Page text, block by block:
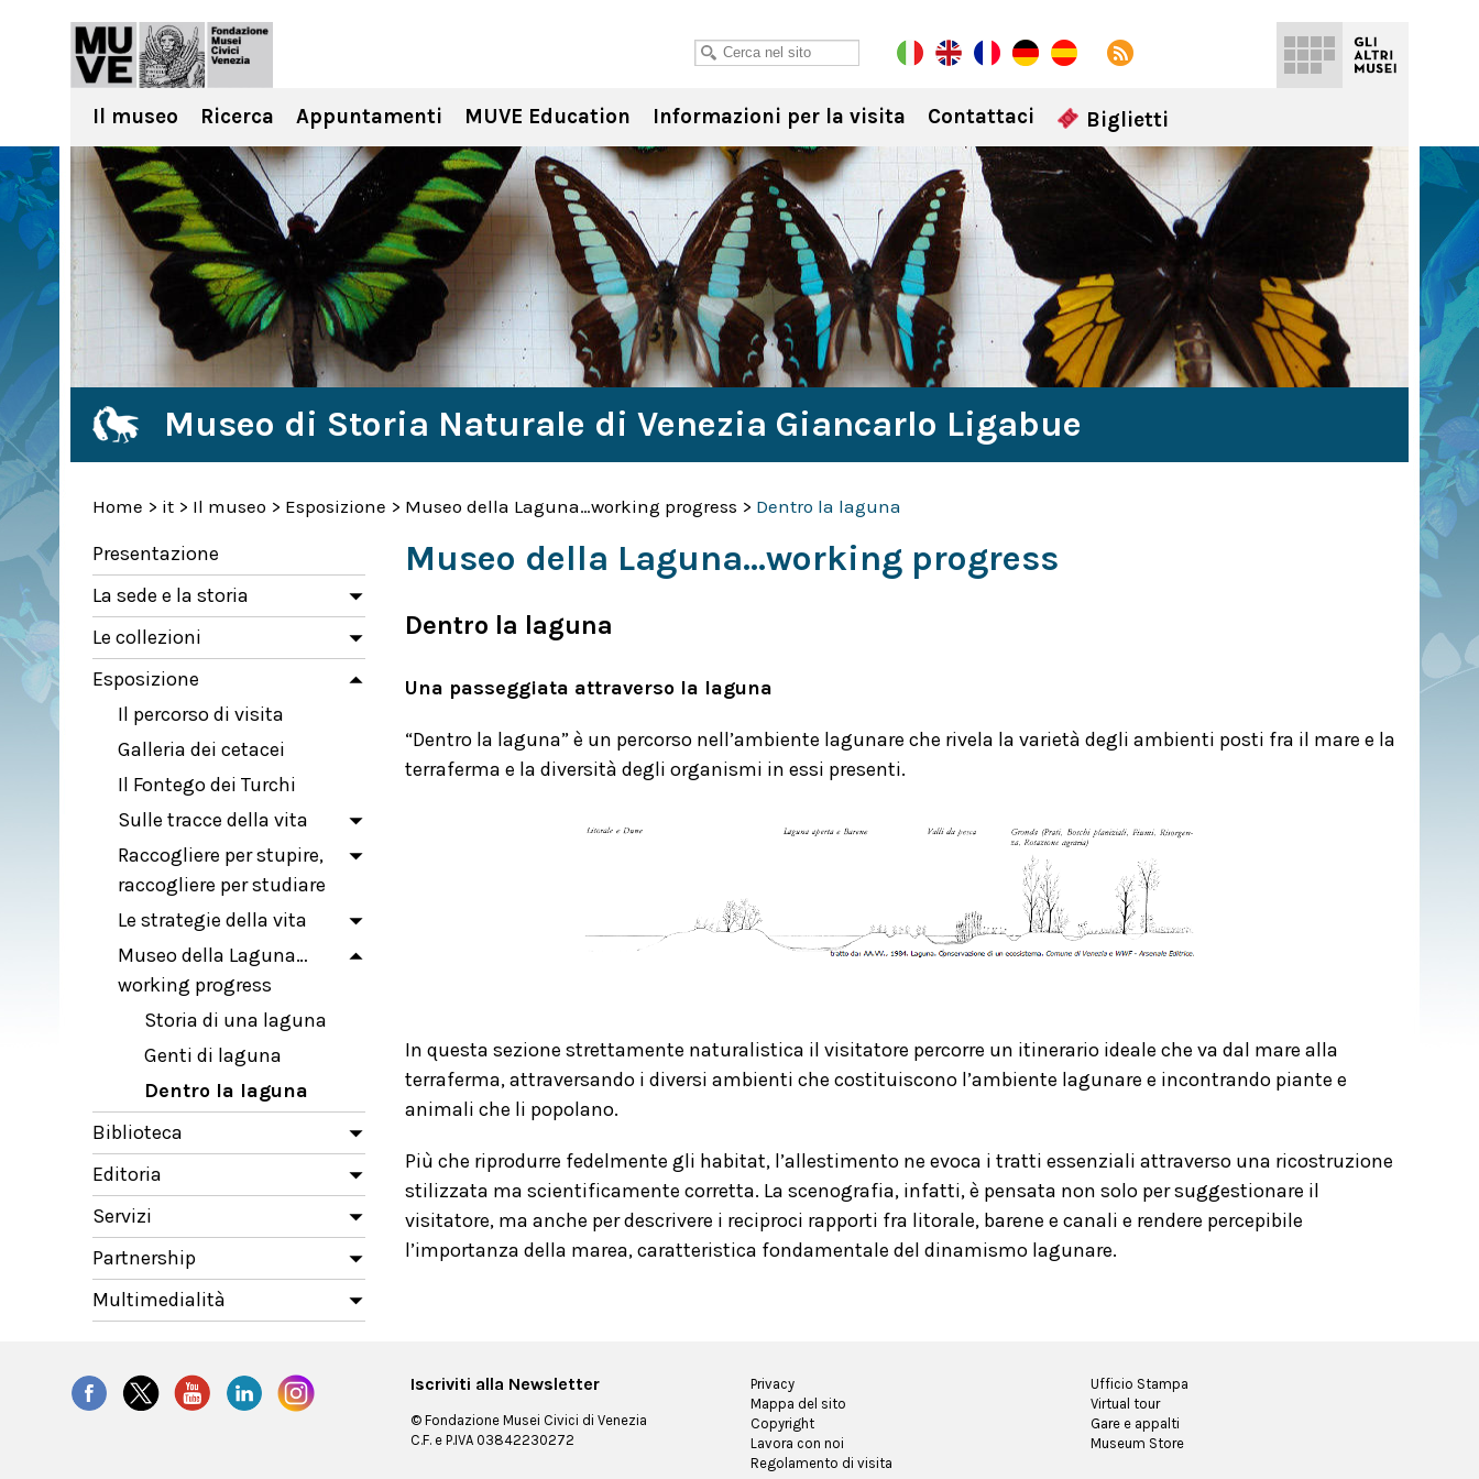
Il museo Ricerca Appuntamenti MUVE Education Informazioni per la visita Contattaci Biglietti
Museo di Storia Naturale di Venezia Giancarlo Ligabue
Home > it > Il museo > Esposizione > Museo della Laguna…working progress > Dentro la laguna
Presentazione
La sede e la storia
Le collezioni
Esposizione
Il percorso di visita
Galleria dei cetacei
Il Fontego dei Turchi
Sulle tracce della vita
Raccogliere per stupire,
raccogliere per studiare
Le strategie della vita
Museo della Laguna…
working progress
Storia di una laguna
Genti di laguna
Dentro la laguna
Biblioteca
Editoria
Servizi
Partnership
Multimedialità
Museo della Laguna…working progress
Dentro la laguna
Una passeggiata attraverso la laguna
“Dentro la laguna” è un percorso nell’ambiente lagunare che rivela la varietà degli ambienti posti fra il mare e la
terraferma e la diversità degli organismi in essi presenti.
In questa sezione strettamente naturalistica il visitatore percorre un itinerario ideale che va dal mare alla
terraferma, attraversando i diversi ambienti che costituiscono l’ambiente lagunare e incontrando piante e
animali che li popolano.
Più che riprodurre fedelmente gli habitat, l’allestimento ne evoca i tratti essenziali attraverso una ricostruzione
stilizzata ma scientificamente corretta. La scenografia, infatti, è pensata non solo per suggestionare il
visitatore, ma anche per descrivere i reciproci rapporti fra litorale, barene e canali e rendere percepibile
l’importanza della marea, caratteristica fondamentale del dinamismo lagunare.
Iscriviti alla Newsletter
© Fondazione Musei Civici di Venezia
C.F. e P.IVA 03842230272
Privacy
Mappa del sito
Copyright
Lavora con noi
Regolamento di visita
Ufficio Stampa
Virtual tour
Gare e appalti
Museum Store